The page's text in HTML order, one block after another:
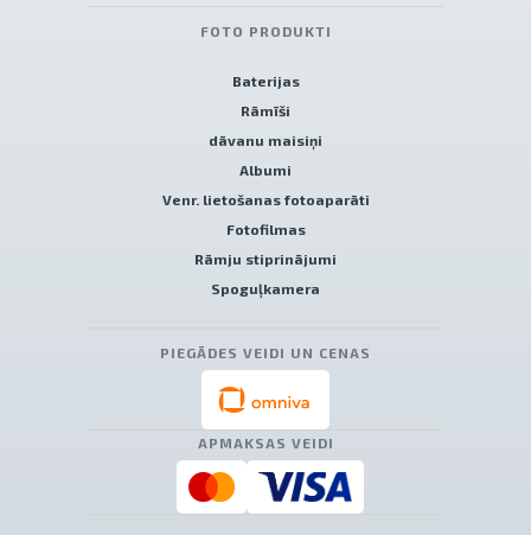
FOTO PRODUKTI
Baterijas
Rāmīši
dāvanu maisiņi
Albumi
Venr. lietošanas fotoaparāti
Fotofilmas
Rāmju stiprinājumi
Spoguļkamera
PIEGĀDES VEIDI UN CENAS
APMAKSAS VEIDI